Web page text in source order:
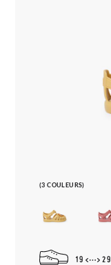
(3 COULEURS)
19 29